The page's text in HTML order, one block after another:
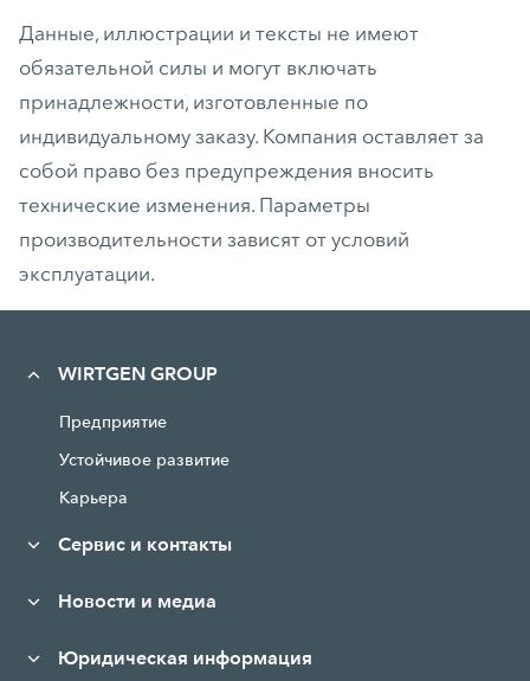
Данные, иллюстрации и тексты не имеют
обязательной силы и могут включать
принадлежности, изготовленные по
индивидуальному заказу. Компания оставляет за
собой право без предупреждения вносить
технические изменения. Параметры
производительности зависят от условий
эксплуатации.
WIRTGEN GROUP
Предприятие
Устойчивое развитие
Карьера
Сервис и контакты
Новости и медиа
Юридическая информация